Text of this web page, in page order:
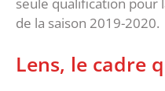
de la saison 2019-2020.
‎Lens, le cadre